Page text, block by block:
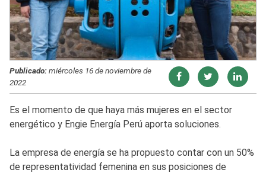
Publicado:miércoles 16 de noviembre de
2022
Es el momento de que haya más mujeres en el sector
energético y Engie Energía Perú aporta soluciones.
La empresa de energía se ha propuesto contar con un 50%
de representatividad femenina en sus posiciones de